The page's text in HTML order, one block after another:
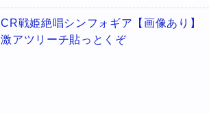
CR戦姫絶唱シンフォギア【画像あり】
激アツリーチ貼っとくぞ